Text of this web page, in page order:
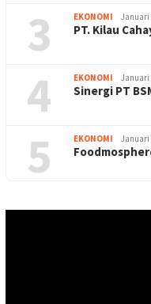
3 EKONOMI Januari
PT. Kilau
4 EKONOMI Januari
Sinergi PT
5 EKONOMI Januari